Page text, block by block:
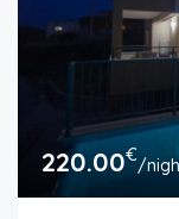
220.00€/